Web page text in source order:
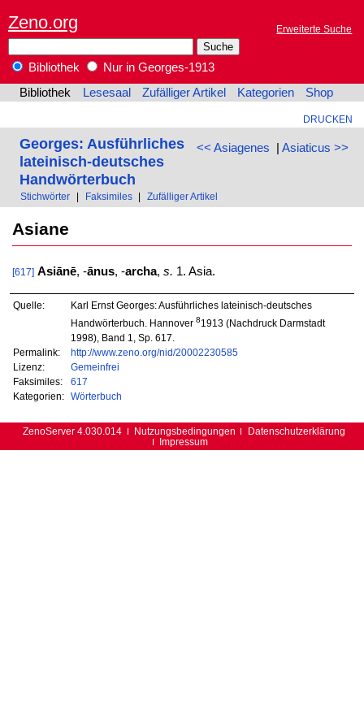
Zeno.org Erweiterte Suche
Bibliothek
Nur in Georges-1913
Bibliothek
Lesesaal Zufälliger Artikel Kategorien Shop
DRUCKEN
<< Asiagenes | Asiaticus >>
Georges: Ausführliches
lateinisch-deutsches
Handwörterbuch
Stichwörter Faksimiles Zufälliger Artikel
Asiane
[617] Asiānē, -ānus, -archa, s. 1. Asia.
Quelle:
Karl Ernst Georges: Ausführliches lateinisch-deutsches
Handwörterbuch. Hannover 81913 (Nachdruck Darmstadt
1998), Band 1, Sp. 617.
Permalink:
http://www.zeno.org/nid/20002230585
Lizenz:
Gemeinfrei
Faksimiles:
617
Kategorien:
Wörterbuch
ZenoServer 4.030.014 Nutzungsbedingungen
Datenschutzerklärung
Impressum